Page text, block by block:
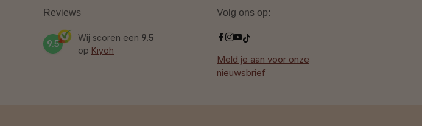
Reviews
9.5
Wij scoren een 9.5
op Kiyoh
Volg ons op:
Meld je aan voor onze
nieuwsbrief